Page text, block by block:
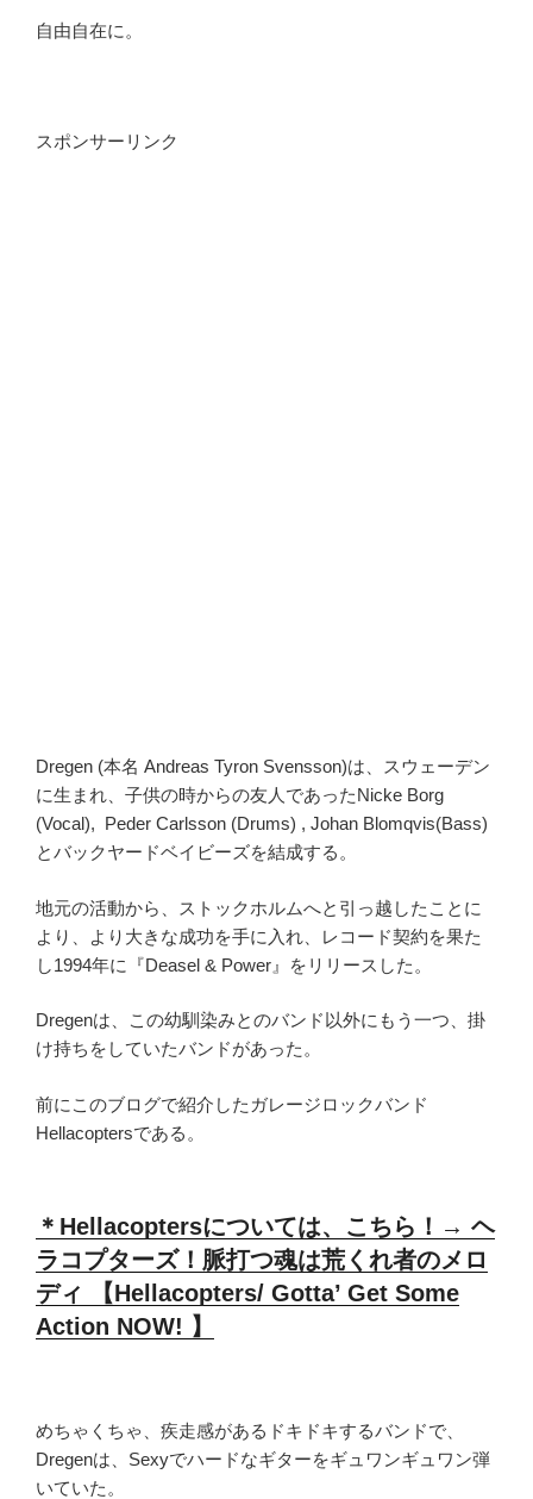
自由自在に。
スポンサーリンク
Dregen (本名 Andreas Tyron Svensson)は、スウェーデン
に生まれ、子供の時からの友人であったNicke Borg
(Vocal), Peder Carlsson (Drums) , Johan Blomqvis(Bass)
とバックヤードベイビーズを結成する。
地元の活動から、ストックホルムへと引っ越したことに
より、より大きな成功を手に入れ、レコード契約を果た
し1994年に『Deasel & Power』をリリースした。
Dregenは、この幼馴染みとのバンド以外にもう一つ、掛
け持ちをしていたバンドがあった。
前にこのブログで紹介したガレージロックバンド
Hellacoptersである。
＊Hellacoptersについては、こちら！→ ヘ
ラコプターズ！脈打つ魂は荒くれ者のメロ
ディ 【Hellacopters/ Gotta’ Get Some
Action NOW! 】
めちゃくちゃ、疾走感があるドキドキするバンドで、
Dregenは、Sexyでハードなギターをギュワンギュワン弾
いていた。